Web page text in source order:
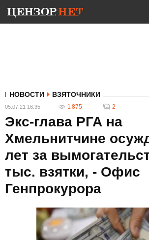
НОВОСТИ ВЗЯТОЧНИКИ
05.07.21 16:35 1 875 2
Экс-глава РГА на
Хмельнитчине
лет за
тыс. взятки, - Офис
Генпрокурора